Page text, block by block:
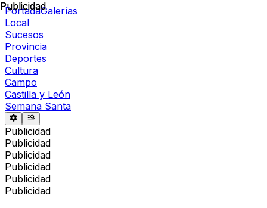
PortadaGalerías
Local
Sucesos
Provincia
Deportes
Cultura
Campo
Castilla y León
Semana Santa
Publicidad
Publicidad
Publicidad
Publicidad
Publicidad
Publicidad
Publicidad
Publicidad